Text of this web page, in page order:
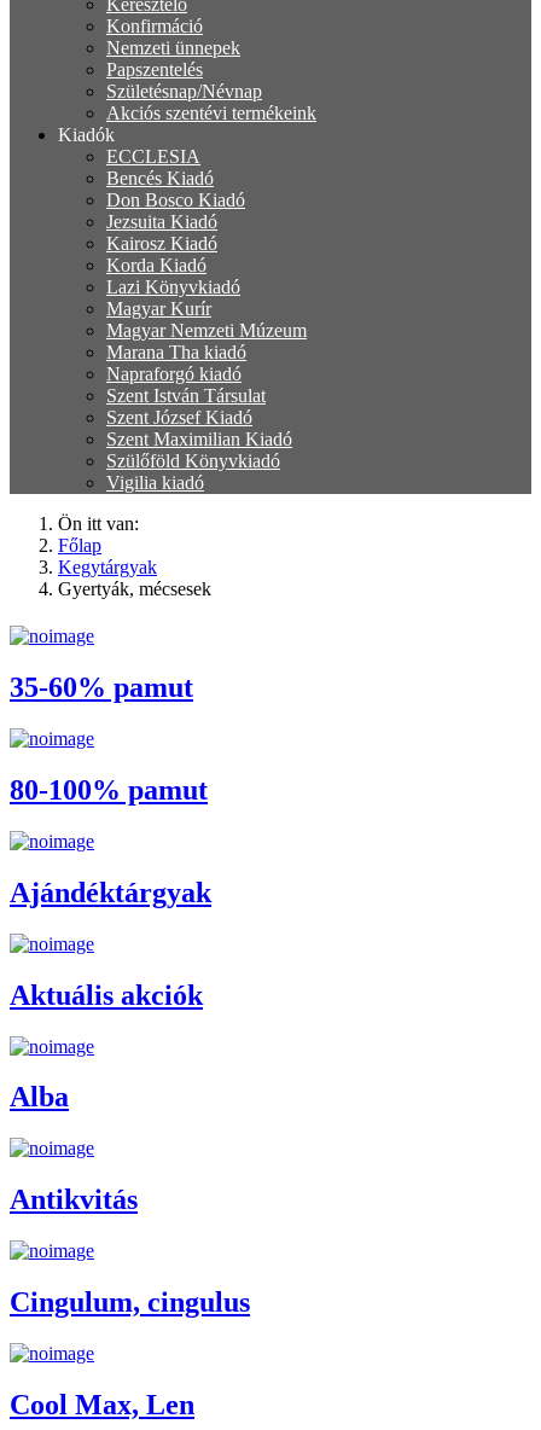
Konfirmáció
Nemzeti ünnepek
Papszentelés
Születésnap/Névnap
Akciós szentévi termékeink
Kiadók
ECCLESIA
Bencés Kiadó
Don Bosco Kiadó
Jezsuita Kiadó
Kairosz Kiadó
Korda Kiadó
Lazi Könyvkiadó
Magyar Kurír
Magyar Nemzeti Múzeum
Marana Tha kiadó
Napraforgó kiadó
Szent István Társulat
Szent József Kiadó
Szent Maximilian Kiadó
Szülőföld Könyvkiadó
Vigilia kiadó
Ön itt van:
Főlap
Kegytárgyak
Gyertyák, mécsesek
35-60% pamut
80-100% pamut
Ajándéktárgyak
Aktuális akciók
Alba
Antikvitás
Cingulum, cingulus
Cool Max, Len